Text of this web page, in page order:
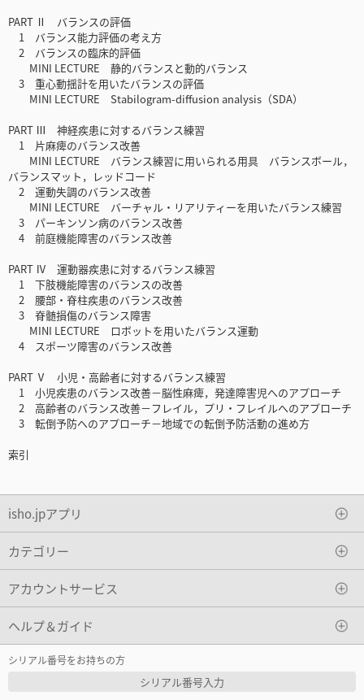
PART Ⅱ バランスの評価
1 バランス能力評価の考え方
2 バランスの臨床的評価
MINI LECTURE 静的バランスと動的バランス
3 重心動揺計を用いたバランスの評価
MINI LECTURE Stabilogram-diffusion analysis（SDA）
PART Ⅲ 神経疾患に対するバランス練習
1 片麻痺のバランス改善
MINI LECTURE バランス練習に用いられる用具 バランスボール，
バランスマット，レッドコード
2 運動失調のバランス改善
MINI LECTURE バーチャル・リアリティーを用いたバランス練習
3 パーキンソン病のバランス改善
4 前庭機能障害のバランス改善
PART Ⅳ 運動器疾患に対するバランス練習
1 下肢機能障害のバランスの改善
2 腰部・脊柱疾患のバランス改善
3 脊髄損傷のバランス障害
MINI LECTURE ロボットを用いたバランス運動
4 スポーツ障害のバランス改善
PART Ⅴ 小児・高齢者に対するバランス練習
1 小児疾患のバランス改善－脳性麻痺，発達障害児へのアプローチ
2 高齢者のバランス改善－フレイル，プリ・フレイルへのアプローチ
3 転倒予防へのアプローチ－地域での転倒予防活動の進め方
索引
isho.jpアプリ
カテゴリー
アカウントサービス
ヘルプ＆ガイド
シリアル番号をお持ちの方
シリアル番号入力